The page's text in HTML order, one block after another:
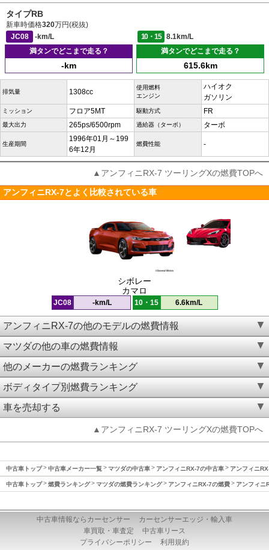
タイプRB
新車時価格320万円(税抜)
JC08
-km/L 10・15
8.1km/L
満タンでどこまで走る？
-km
満タンでどこまで走る？
615.6km
排気量 1308cc
使用燃料
エンジン
ハイオク
ガソリン
ミッション フロア5MT 駆動方式 FR
最大出力 265ps/6500rpm 過給器（ターボ） ターボ
生産期間
1996年01月～199
6年12月
燃費性能 -
▲アンフィニRX-7 ツーリングXの燃費TOPへ
アンフィニRX-7とよく比較されている車
シボレー
カマロ
JC08 -km/L 10・15 6.6km/L
アンフィニRX-7の他のモデルの燃費情報
マツダの他の車の燃費情報
他のメーカーの燃費ランキング
ボディタイプ別燃費ランキング
車を売却する
▲アンフィニRX-7 ツーリングXの燃費TOPへ
中古車トップ 中古車メーカー一覧 マツダの中古車 アンフィニRX-7の中古車 アンフィニ
中古車トップ 燃費ランキング マツダの燃費ランキング アンフィニRX-7の燃費 アンフィニ
中古車情報ならカーセンサー
カーセンサーエッジ・輸入車
車買取・車査定
中古車リース
プライバシーポリシー
利用規約